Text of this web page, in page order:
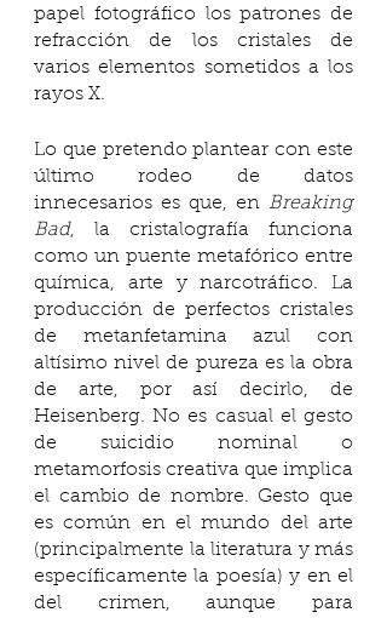
papel fotográfico los patrones de
refracción de los cristales de
varios elementos sometidos a los
rayos X.
Lo que pretendo plantear con este
último rodeo de datos
innecesarios es que, en Breaking
Bad, la cristalografía funciona
como un puente metafórico entre
química, arte y narcotráfico. La
producción de perfectos cristales
de metanfetamina azul con
altísimo nivel de pureza es la obra
de arte, por así decirlo, de
Heisenberg. No es casual el gesto
de suicidio nominal o
metamorfosis creativa que implica
el cambio de nombre. Gesto que
es común en el mundo del arte
(principalmente la literatura y más
específicamente la poesía) y en el
del crimen, aunque para